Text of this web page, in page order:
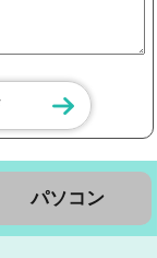
パソコン